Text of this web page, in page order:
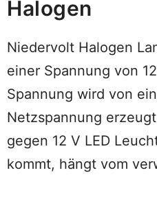
Halogen
Niedervolt Halogen
einer Spannung von
Spannung wird von
Netzspannung
gegen 12 V LED
kommt, hängt vom